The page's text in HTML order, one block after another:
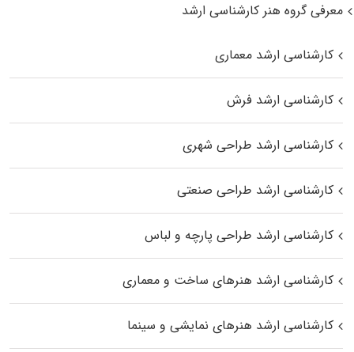
معرفی گروه هنر کارشناسی ارشد
کارشناسی ارشد معماری
کارشناسی ارشد فرش
کارشناسی ارشد طراحی شهری
کارشناسی ارشد طراحی صنعتی
کارشناسی ارشد طراحی پارچه و لباس
کارشناسی ارشد هنرهای ساخت و معماری
کارشناسی ارشد هنرهای نمایشی و سینما